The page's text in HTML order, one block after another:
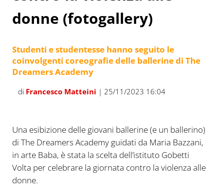
donne (fotogallery)
Studenti e studentesse hanno seguito le
coinvolgenti coreografie delle ballerine di The
Dreamers Academy
di Francesco Matteini | 25/11/2023 16:04
Una esibizione delle giovani ballerine (e un ballerino)
di The Dreamers Academy guidati da Maria Bazzani,
in arte Baba, è stata la scelta dell’istituto Gobetti
Volta per celebrare la giornata contro la violenza alle
donne.